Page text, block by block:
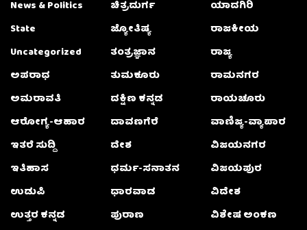
News & Politics
State
Uncategorized
ಅಪರಾಧ
ಅಮರಾವತಿ
ಆರೋಗ್ಯ-ಆಹಾರ
ಇತರೆ ಸುದ್ದಿ
ಇತಿಹಾಸ
ಉಡುಪಿ
ಉತ್ತರ ಕನ್ನಡ
ಚಿತ್ರದುರ್ಗ
ಜ್ಯೋತಿಷ್ಯ
ತಂತ್ರಜ್ಞಾನ
ತುಮಕೂರು
ದಕ್ಷಿಣ ಕನ್ನಡ
ದಾವಣಗೆರೆ
ದೇಶ
ಧರ್ಮ-ಸನಾತನ
ಧಾರವಾಡ
ಪುರಾಣ
ಯಾದಗಿರಿ
ರಾಜಕೀಯ
ರಾಜ್ಯ
ರಾಮನಗರ
ರಾಯಚೂರು
ವಾಣಿಜ್ಯ-ವ್ಯಾಪಾರ
ವಿಜಯನಗರ
ವಿಜಯಪುರ
ವಿದೇಶ
ವಿಶೇಷ ಅಂಕಣ